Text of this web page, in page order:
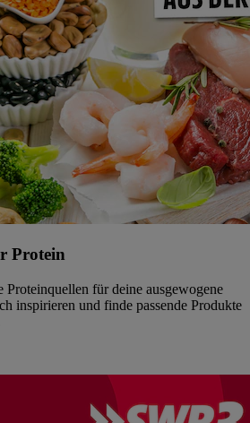
Protein
Proteinquellen für deine ausgewogene
inspirieren und finde passende Produkte